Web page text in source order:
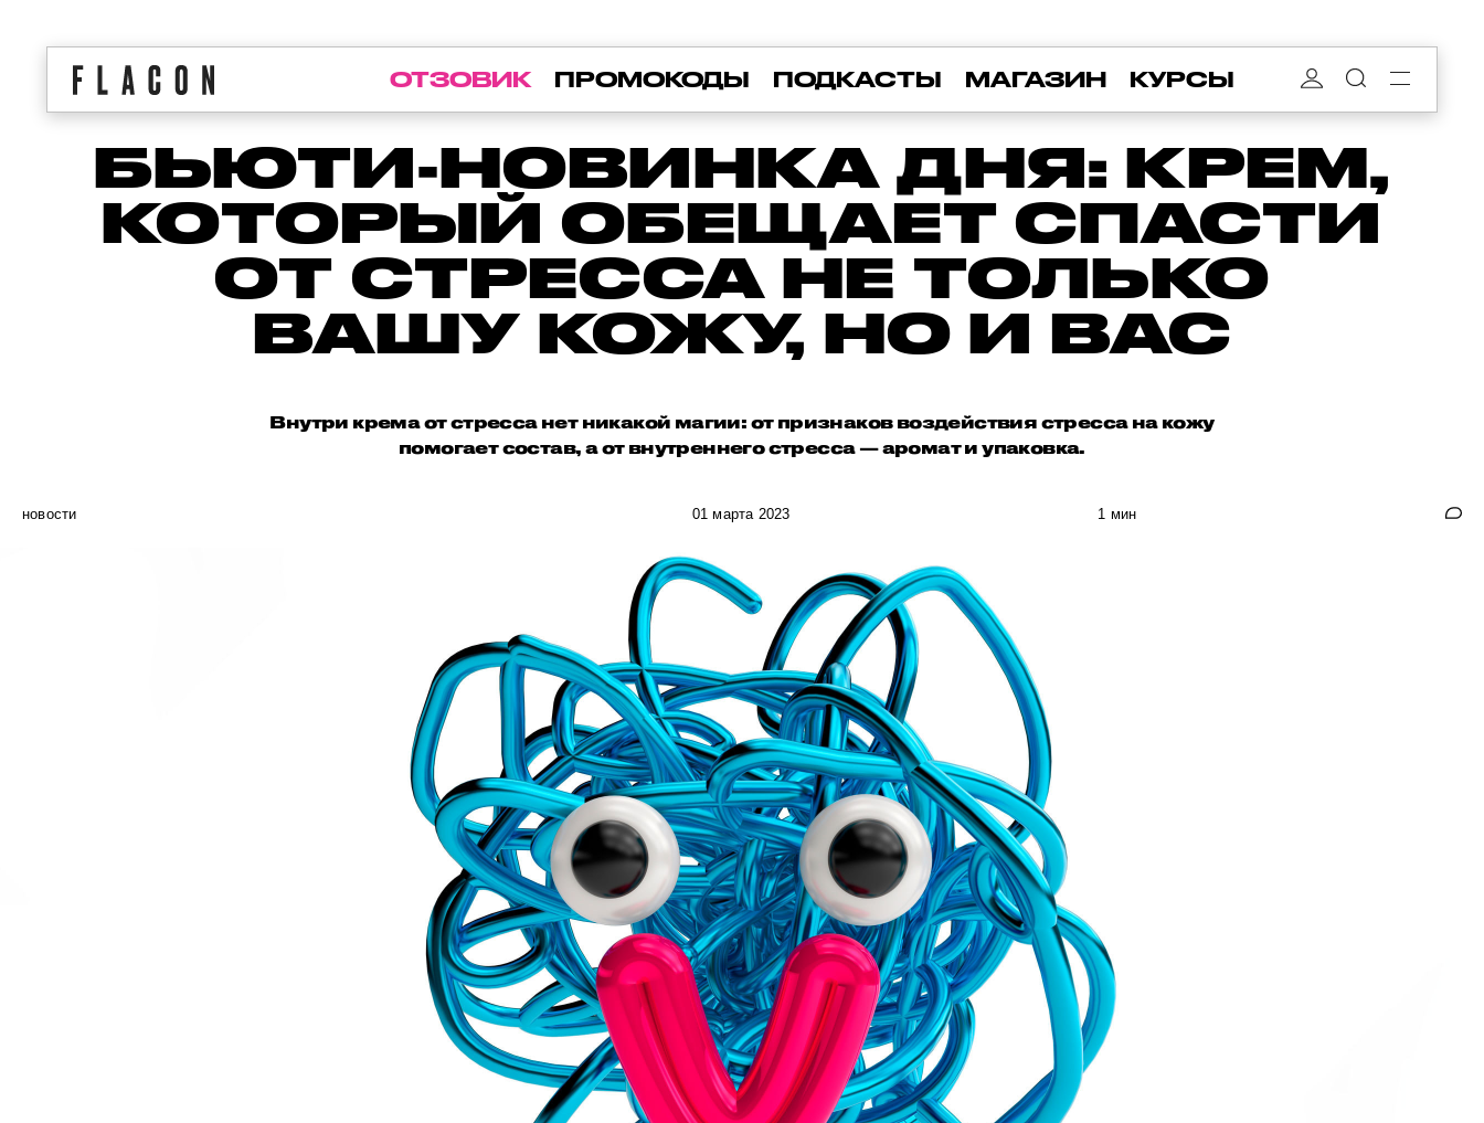
ОТЗОВИК ПРОМОКОДЫ ПОДКАСТЫ МАГАЗИН КУРСЫ
БЬЮТИ-НОВИНКА ДНЯ: КРЕМ,
КОТОРЫЙ ОБЕЩАЕТ СПАСТИ
ОТ СТРЕССА НЕ ТОЛЬКО
ВАШУ КОЖУ, НО И ВАС
Внутри крема от стресса нет никакой магии: от признаков воздействия стресса на кожу
помогает состав, а от внутреннего стресса — аромат и упаковка.
новости 01 марта 2023 1 мин